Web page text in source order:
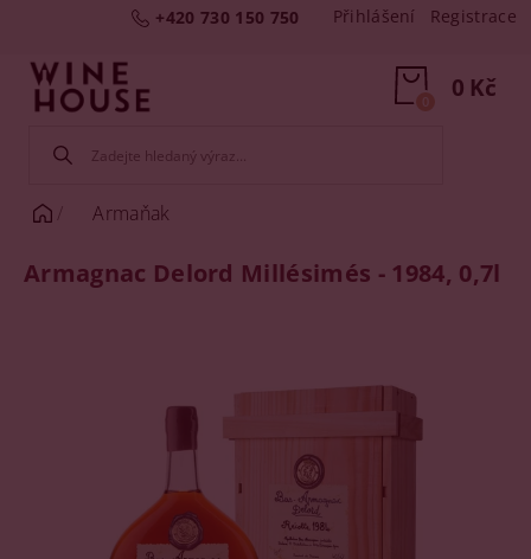
+420 730 150 750 Přihlášení Registrace
0 Kč
0
Armaňak
Armagnac Delord Millésimés - 1984, 0,7l